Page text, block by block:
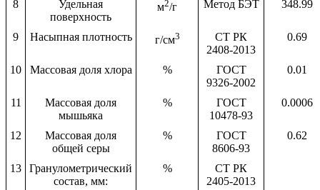
8
Удельная
поверхность
м2/г Метод БЭТ 348.99
9 Насыпная плотность г/см3
СТ РК
2408-2013
0.69
10 Массовая доля хлора %
ГОСТ
9326-2002
0.01
11
Массовая доля
мышьяка
%
ГОСТ
10478-93
0.0006
12
Массовая доля
общей серы
%
ГОСТ
8606-93
0.62
13
Гранулометрический
состав, мм:
%
СТ РК
2405-2013